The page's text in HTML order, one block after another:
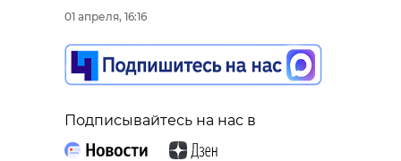
01 апреля, 16:16
Подписывайтесь на нас в